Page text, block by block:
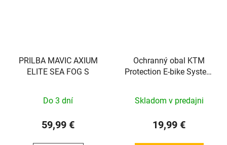
PRILBA MAVIC AXIUM
ELITE SEA FOG S
Do 3 dní
59,99 €
Ochranný obal KTM
Protection E-bike System
Skladom v predajni
19,99 €